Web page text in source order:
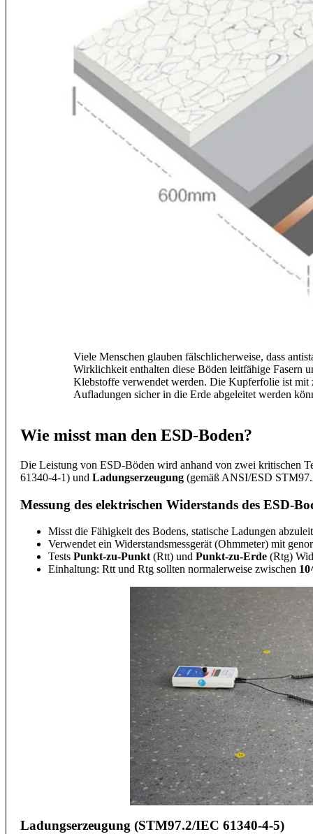
Viele Menschen glauben fälschlicherweise, dass
Wirklichkeit enthalten diese Böden leitfähige Fasern
Klebstoffe verwendet werden. Die Kupferfolie ist mit
Aufladungen sicher in die Erde abgeleitet werden
Wie misst man den ESD-Boden?
Die Leistung von ESD-Böden wird anhand von zwei kritischen
61340-4-1) und Ladungserzeugung (gemäß ANSI/ESD
Messung des elektrischen Widerstands des ESD-
Misst die Fähigkeit des Bodens, statische Ladungen
Verwendet ein Widerstandsmessgerät (Ohmmeter) mit
Tests Punkt-zu-Punkt (Rtt) und Punkt-zu-Erde (Rtg)
Einhaltung: Rtt und Rtg sollten normalerweise zwischen
Ladungserzeugung (STM97.2/IEC 61340-4-5)